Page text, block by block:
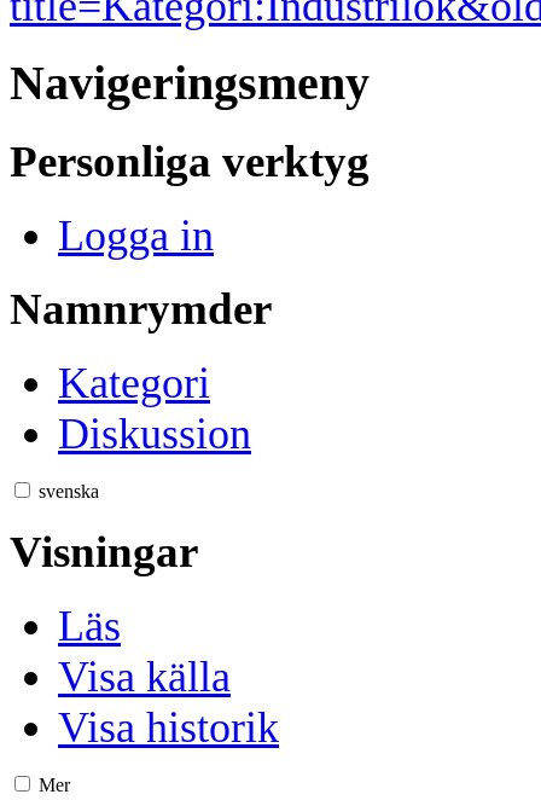
Navigeringsmeny
Personliga verktyg
Logga in
Namnrymder
Kategori
Diskussion
svenska
Visningar
Läs
Visa källa
Visa historik
Mer